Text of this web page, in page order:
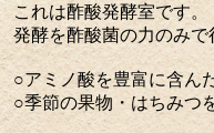
これは酢酸発酵室です。
発酵を酢酸菌の力のみで
○アミノ酸を豊富に含ん
○季節の果物・はちみつ